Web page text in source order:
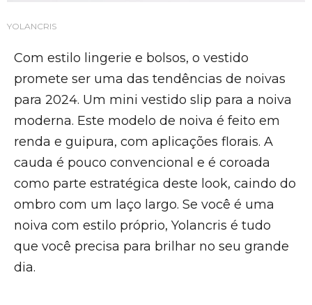
YOLANCRIS
Com estilo lingerie e bolsos, o vestido
promete ser uma das tendências de noivas
para 2024. Um mini vestido slip para a noiva
moderna. Este modelo de noiva é feito em
renda e guipura, com aplicações florais. A
cauda é pouco convencional e é coroada
como parte estratégica deste look, caindo do
ombro com um laço largo. Se você é uma
noiva com estilo próprio, Yolancris é tudo
que você precisa para brilhar no seu grande
dia.